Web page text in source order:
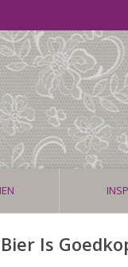
Is